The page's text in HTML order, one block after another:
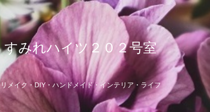
すみれハイツ２０２号室
リメイク・DIY・ハンドメイド・インテリア・ライフ